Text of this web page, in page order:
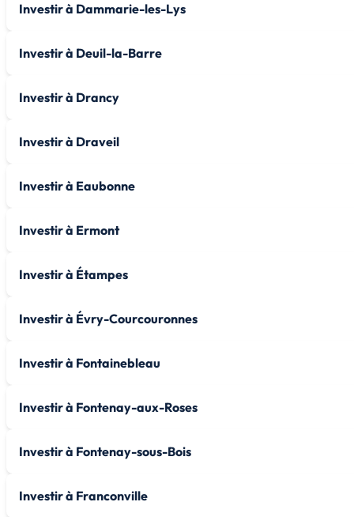
Investir à Dammarie-les-Lys
Investir à Deuil-la-Barre
Investir à Drancy
Investir à Draveil
Investir à Eaubonne
Investir à Ermont
Investir à Étampes
Investir à Évry-Courcouronnes
Investir à Fontainebleau
Investir à Fontenay-aux-Roses
Investir à Fontenay-sous-Bois
Investir à Franconville